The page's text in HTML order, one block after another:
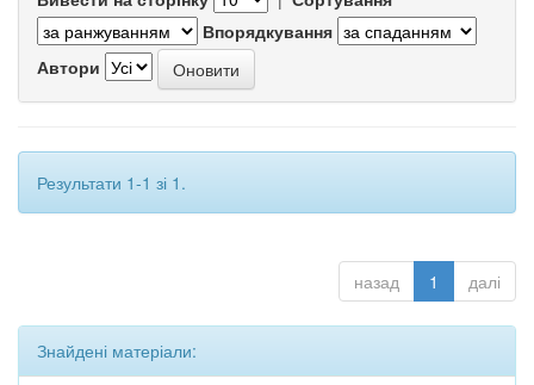
Впорядкування
Автори
Результати 1-1 зі 1.
назад 1 далі
Знайдені матеріали: